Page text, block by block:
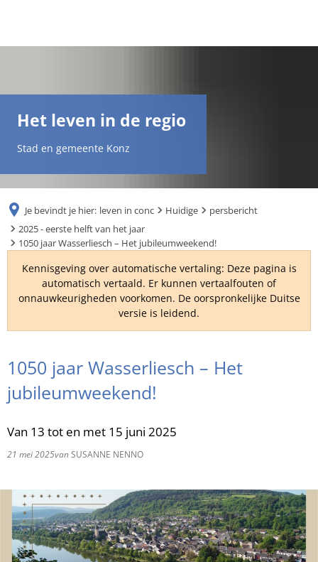
TR
UK
Het leven in de regio
Stad en gemeente Konz
Je bevindt je hier: leven in conc Huidige
persbericht
2025 - eerste helft van het jaar
1050 jaar Wasserliesch – Het jubileumweekend!
Kennisgeving over automatische vertaling: Deze pagina is
automatisch vertaald. Er kunnen vertaalfouten of
onnauwkeurigheden voorkomen. De oorspronkelijke Duitse
versie is leidend.
1050 jaar Wasserliesch – Het
jubileumweekend!
Van 13 tot en met 15 juni 2025
21 mei 2025vanSUSANNE NENNO